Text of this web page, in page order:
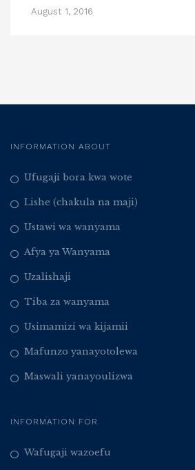
August 1, 2016
INFORMATION ABOUT
Ufugaji bora kwa wote
Lishe (chakula na maji)
Ustawi wa wanyama
Afya ya Wanyama
Uzalishaji
Tiba za wanyama
Usimamizi wa kijamii
Mafunzo yanayotolewa
Maswali yanayoulizwa
INFORMATION FOR
Wafugaji wazoefu